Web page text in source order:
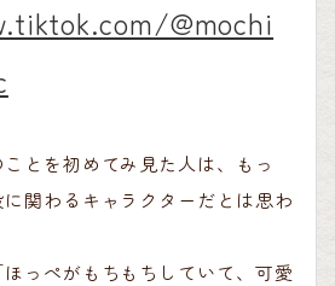
@mochi
とを初めてみ見た人は、もっ
関わるキャラクターだとは思わ
っぺがもちもちしていて、可愛